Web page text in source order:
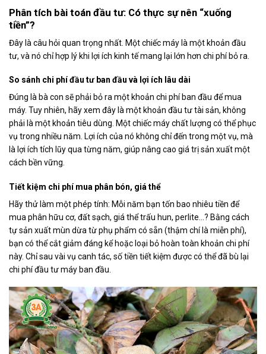
Phân tích bài toán đầu tư: Có thực sự nên “xuống
tiền”?
Đây là câu hỏi quan trọng nhất. Một chiếc máy là một khoản đầu
tư, và nó chỉ hợp lý khi lợi ích kinh tế mang lại lớn hơn chi phí bỏ ra.
So sánh chi phí đầu tư ban đầu và lợi ích lâu dài
Đúng là bà con sẽ phải bỏ ra một khoản chi phí ban đầu để mua
máy. Tuy nhiên, hãy xem đây là một khoản đầu tư tài sản, không
phải là một khoản tiêu dùng. Một chiếc máy chất lượng có thể phục
vụ trong nhiều năm. Lợi ích của nó không chỉ đến trong một vụ, mà
là lợi ích tích lũy qua từng năm, giúp nâng cao giá trị sản xuất một
cách bền vững.
Tiết kiệm chi phí mua phân bón, giá thể
Hãy thử làm một phép tính: Mỗi năm bạn tốn bao nhiêu tiền để
mua phân hữu cơ, đất sạch, giá thể trấu hun, perlite…? Bằng cách
tự sản xuất mùn dừa từ phụ phẩm có sẵn (thậm chí là miễn phí),
bạn có thể cắt giảm đáng kể hoặc loại bỏ hoàn toàn khoản chi phí
này. Chỉ sau vài vụ canh tác, số tiền tiết kiệm được có thể đã bù lại
chi phí đầu tư máy ban đầu.